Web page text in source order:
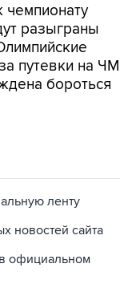
чемпионату
разыграны
путевки на ЧМ
бороться
ленту
новостей сайта
официальном